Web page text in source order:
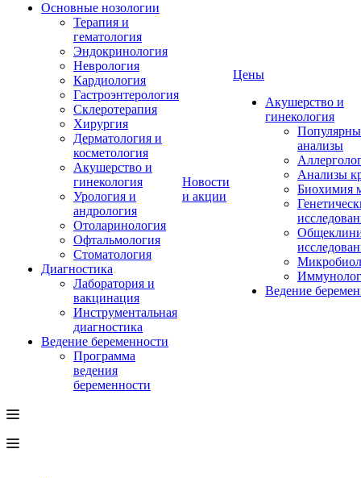
Основные нозологии
Терапия и
гематология
Эндокринология
Неврология
Кардиология
Гастроэнтерология
Склеротерапия
Хирургия
Дерматология и
косметология
Акушерство и
гинекология
Урология и
андрология
Отоларинология
Офтальмология
Стоматология
Диагностика
Лаборатория и
вакцинация
Инструментальная
диагностика
Ведение беременности
Программа
ведения
беременности
Новости
и акции
Цены
Акушерство и
гинекология
анализы
Анализы
Биохимия
Ведение